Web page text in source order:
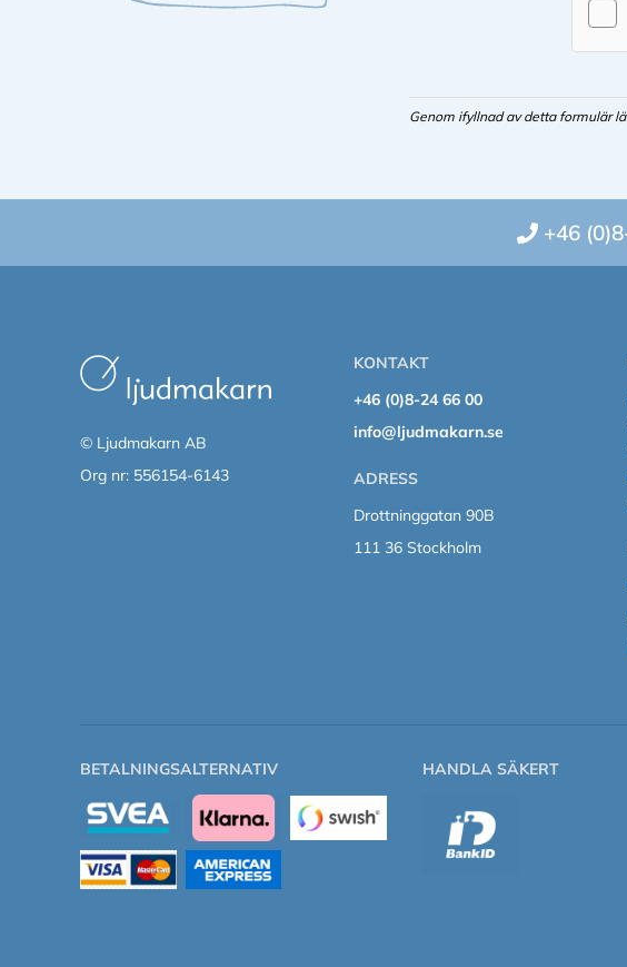
Genom ifyllnad av detta formulär
+46
© Ljudmakarn AB
Org nr: 556154-6143
KONTAKT
+46 (0)8-24 66 00
info@ljudmakarn.se
ADRESS
Drottninggatan 90B
111 36 Stockholm
BETALNINGSALTERNATIV HANDLA SÄKERT